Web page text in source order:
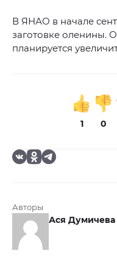
В ЯНАО в начале
заготовке оленины.
планируется
1 0
Авторы
Ася Думичева